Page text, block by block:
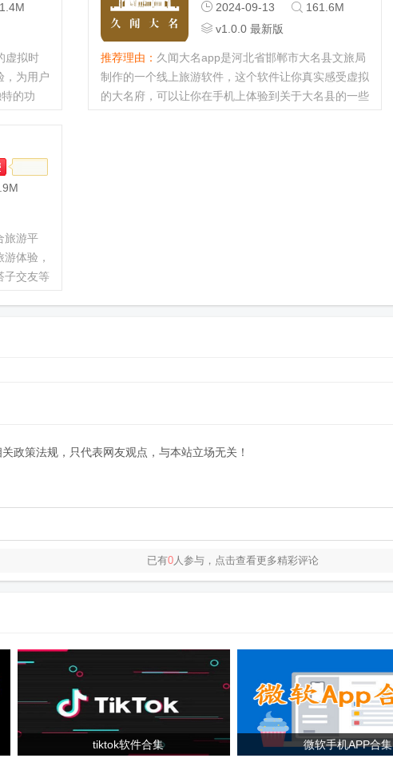
虚拟时
，为用户
的功
2024-09-13
161.6M
v1.0.0 最新版
推荐理由： 久闻大名app是河北省邯郸市大名县文旅局
制作的一个线上旅游软件，这个软件让你真实感受虚拟
的大名府，可以让你在手机上体验到关于大名县的一些
旅游平
体验，
子交友等
政策法规，只代表网友观点，与本站立场无关！
已有0人参与，点击查看更多精彩评论
tiktok软件合集 微软手机APP合集